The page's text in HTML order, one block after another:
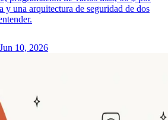
y una arquitectura de seguridad de dos
Jun 10, 2026